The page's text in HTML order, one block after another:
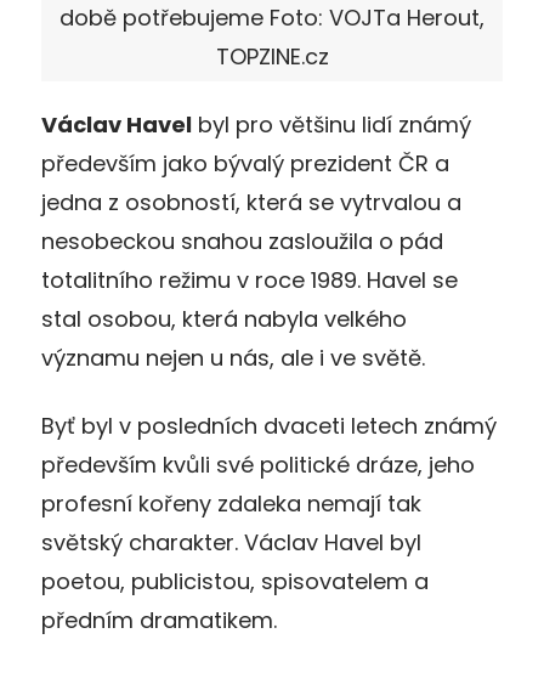
době potřebujeme Foto: VOJTa Herout,
TOPZINE.cz
Václav Havel byl pro většinu lidí známý
především jako bývalý prezident ČR a
jedna z osobností, která se vytrvalou a
nesobeckou snahou zasloužila o pád
totalitního režimu v roce 1989. Havel se
stal osobou, která nabyla velkého
významu nejen u nás, ale i ve světě.
Byť byl v posledních dvaceti letech známý
především kvůli své politické dráze, jeho
profesní kořeny zdaleka nemají tak
světský charakter. Václav Havel byl
poetou, publicistou, spisovatelem a
předním dramatikem.